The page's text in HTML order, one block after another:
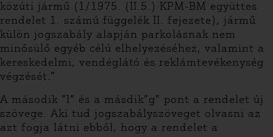
közúti jármű (1/1975. (II.5.) KPM-BM együttes
rendelet 1. számú függelék II. fejezete), jármű
külön jogszabály alapján parkolásnak nem
minősülő egyéb célú elhelyezéséhez, valamint a
kereskedelmi, vendéglátó és reklámtevékenység
végzését.”
A második “l” és a másdik”g” pont a rendelet új
szövege. Aki tud jogszabályszöveget olvasni az
azt fogja látni ebből, hogy a rendelet a